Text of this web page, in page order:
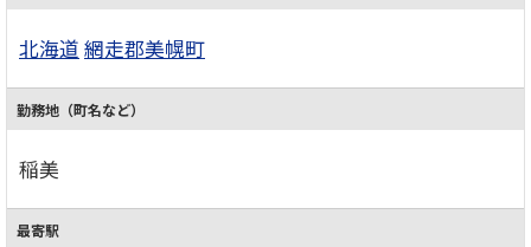
北海道 網走郡美幌町
勤務地（町名など）
稲美
最寄駅